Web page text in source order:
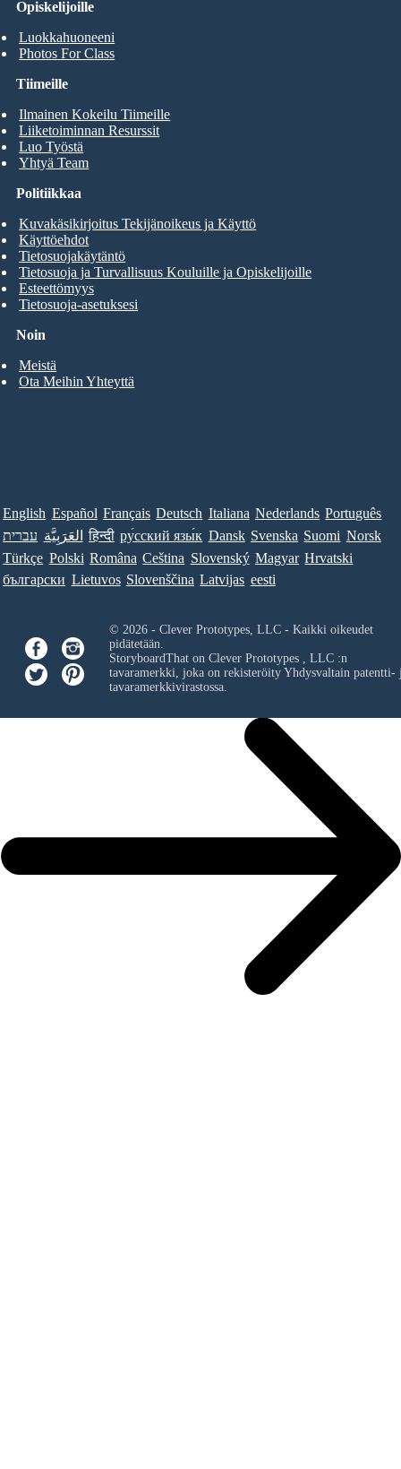
Opiskelijoille
Luokkahuoneeni
Photos For Class
Tiimeille
Ilmainen Kokeilu Tiimeille
Liiketoiminnan Resurssit
Luo Työstä
Yhtyä Team
Noin
Meistä
Ota Meihin Yhteyttä
Politiikkaa
Kuvakäsikirjoitus Tekijänoikeus ja Käyttö
Käyttöehdot
Tietosuojakäytäntö
Tietosuoja ja Turvallisuus Kouluille ja Opiskelijoille
Esteettömyys
Tietosuoja-asetuksesi
English Español Français Deutsch Italiana Nederlands Português
עברית العَرَبِيَّة हिन्दी ру́сский язы́к Dansk Svenska Suomi Norsk
Türkçe Polski Româna Ceština Slovenský Magyar Hrvatski
български Lietuvos Slovenščina Latvijas eesti
© 2026 - Clever Prototypes, LLC - Kaikki oikeudet
pidätetään.
StoryboardThat on Clever Prototypes , LLC:n
tavaramerkki, joka on rekisteröity Yhdysvaltain patentti-
tavaramerkkivirastossa.